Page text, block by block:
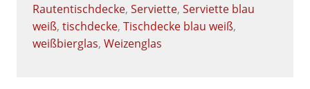
Rautentischdecke,Serviette,Serviette blau
weiß,tischdecke,Tischdecke blau weiß,
weißbierglas,Weizenglas